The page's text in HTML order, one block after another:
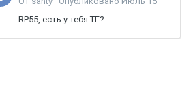
RP55, есть у тебя ТГ?